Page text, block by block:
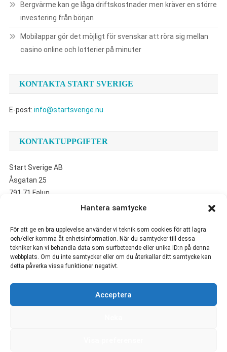
Hantera samtycke
För att ge en bra upplevelse använder vi teknik som cookies för att lagra
och/eller komma åt enhetsinformation. När du samtycker till dessa
tekniker kan vi behandla data som surfbeteende eller unika ID:n på denna
webbplats. Om du inte samtycker eller om du återkallar ditt samtycke kan
detta påverka vissa funktioner negativt.
Acceptera
Bergvärme kan ge låga driftskostnader men kräver en större
investering från början
Mobilappar gör det möjligt för svenskar att röra sig mellan
casino online och lotterier på minuter
KONTAKTA START SVERIGE
E-post: info@startsverige.nu
KONTAKTUPPGIFTER
Start Sverige AB
Åsgatan 25
791 71 Falun
Så säljer du din bil smidigt i Göteborg
Inred med känsla och skapa ett hem som speglar dig